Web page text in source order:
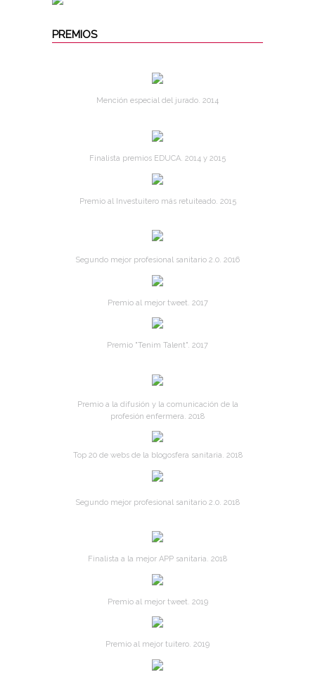
PREMIOS
Mención especial del jurado. 2014
Finalista premios EDUCA. 2014 y 2015
Premio al Investuitero más retuiteado. 2015
Segundo mejor profesional sanitario 2.0. 2016
Premio al mejor tweet. 2017
Premio "Tenim Talent". 2017
Premio a la difusión y la comunicación de la
profesión enfermera. 2018
Top 20 de webs de la blogosfera sanitaria. 2018
Segundo mejor profesional sanitario 2.0. 2018
Finalista a la mejor APP sanitaria. 2018
Premio al mejor tweet. 2019
Premio al mejor tuitero. 2019